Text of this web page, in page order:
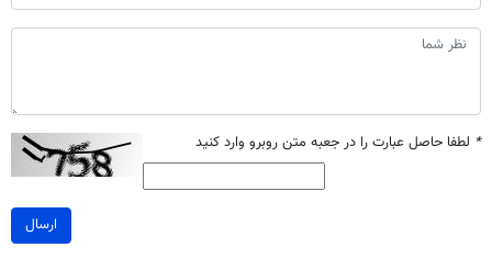
* لطفا حاصل عبارت را در جعبه متن روبرو وارد کنید
ارسال